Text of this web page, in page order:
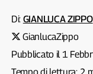
Di: GIANLUCA ZIPPO
GianlucaZippo
Pubblicato il 1